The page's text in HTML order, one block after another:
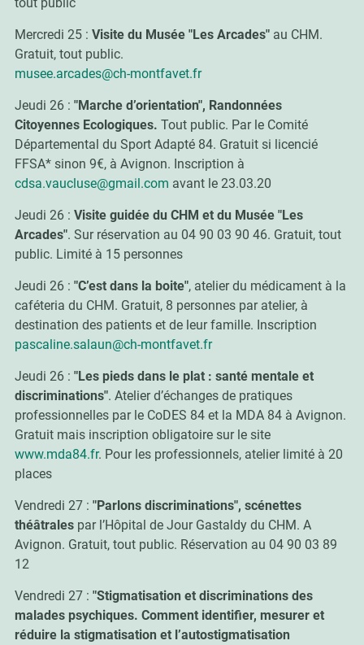
Mercredi 25 : Visite du Musée "Les Arcades"au CHM.
Gratuit, tout public.
musee.arcades@ch-montfavet.fr
Jeudi 26 : "Marche d’orientation", Randonnées
Citoyennes Ecologiques. Tout public. Par le Comité
Départemental du Sport Adapté 84. Gratuit si licencié
FFSA* sinon 9€, à Avignon. Inscription à
cdsa.vaucluse@gmail.com avant le 23.03.20
Jeudi 26 : Visite guidée du CHM et du Musée "Les
Arcades". Sur réservation au 04 90 03 90 46. Gratuit, tout
public. Limité à 15 personnes
Jeudi 26 : "C’est dans la boite", atelier du médicament à la
caféteria du CHM. Gratuit, 8 personnes par atelier, à
destination des patients et de leur famille. Inscription
pascaline.salaun@ch-montfavet.fr
Jeudi 26 : "Les pieds dans le plat : santé mentale et
discriminations". Atelier d’échanges de pratiques
professionnelles par le CoDES 84 et la MDA 84 à Avignon.
Gratuit mais inscription obligatoire sur le site
www.mda84.fr. Pour les professionnels, atelier limité à 20
places
Vendredi 27 : "Parlons discriminations", scénettes
théâtralespar l’Hôpital de Jour Gastaldy du CHM. A
Avignon. Gratuit, tout public. Réservation au 04 90 03 89
12
Vendredi 27 : "Stigmatisation et discriminations des
malades psychiques. Comment identifier, mesurer et
réduire la stigmatisation et l’autostigmatisation